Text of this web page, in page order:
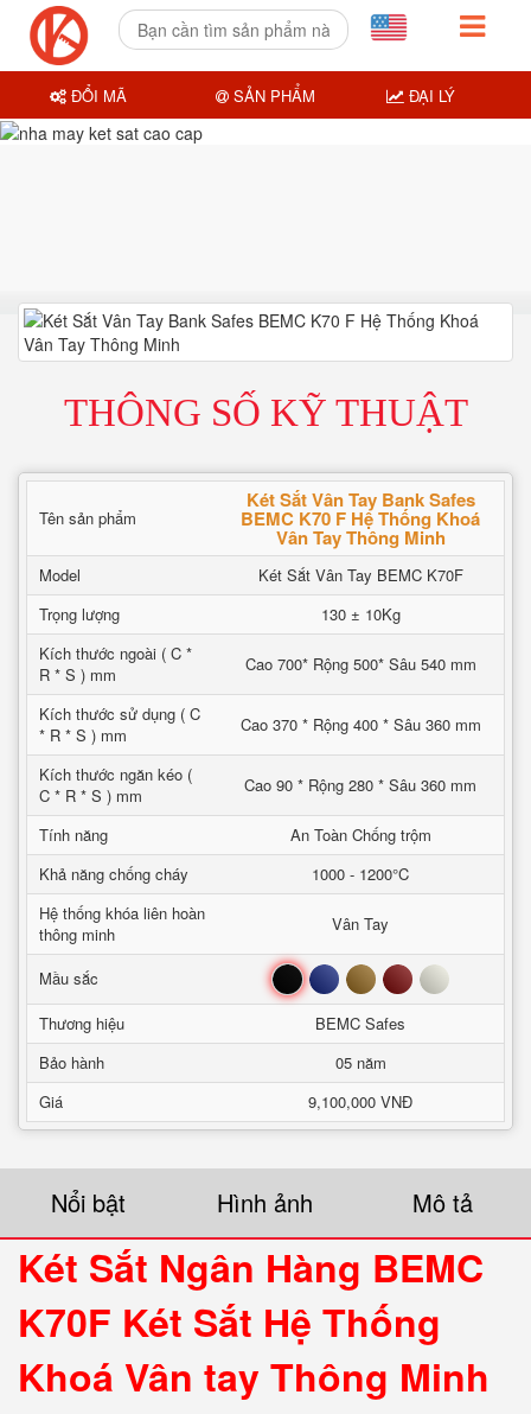
THÔNG SỐ KỸ THUẬT
Tên sản phẩm
Két Sắt Vân Tay Bank Safes
BEMC K70 F Hệ Thống Khoá
Vân Tay Thông Minh
Model
Két Sắt Vân Tay BEMC K70F
Trọng lượng
130 ± 10Kg
Kích thước ngoài ( C *
R * S ) mm
Cao 700* Rộng 500* Sâu 540 mm
Kích thước sử dụng ( C
* R * S ) mm
Cao 370 * Rộng 400 * Sâu 360 mm
Kích thước ngăn kéo (
C * R * S ) mm
Cao 90 * Rộng 280 * Sâu 360 mm
Tính năng
An Toàn Chống trộm
Khả năng chống cháy
1000 - 1200°C
Hệ thống khóa liên hoàn
thông minh
Vân Tay
Mầu sắc Đen Xanh Nâu Đỏ Trắng
Thương hiệu
BEMC Safes
Bảo hành
05 năm
Giá
9,100,000 VNĐ
Nổi bật Hình ảnh Mô tả
Két Sắt Ngân Hàng BEMC
K70F Két Sắt Hệ Thống
Khoá Vân tay Thông Minh
ĐỔI MÃ SẢN PHẨM ĐẠI LÝ